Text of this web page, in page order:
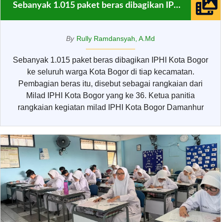
Sebanyak 1.015 paket beras dibagikan IPHI Kota Bogor
By Rully Ramdansyah, A.Md
Sebanyak 1.015 paket beras dibagikan IPHI Kota Bogor
ke seluruh warga Kota Bogor di tiap kecamatan.
Pembagian beras itu, disebut sebagai rangkaian dari
Milad IPHI Kota Bogor yang ke 36. Ketua panitia
rangkaian kegiatan milad IPHI Kota Bogor Damanhur